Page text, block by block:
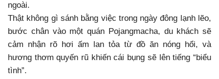
ngoài.
Thật không gì sánh bằng việc trong ngày đông lạnh lẽo,
bước chân vào một quán Pojangmacha, du khách sẽ
cảm nhận rõ hơi ấm lan tỏa từ đồ ăn nóng hổi, và
hương thơm quyến rũ khiến cái bụng sẽ lên tiếng “biểu
tình”.